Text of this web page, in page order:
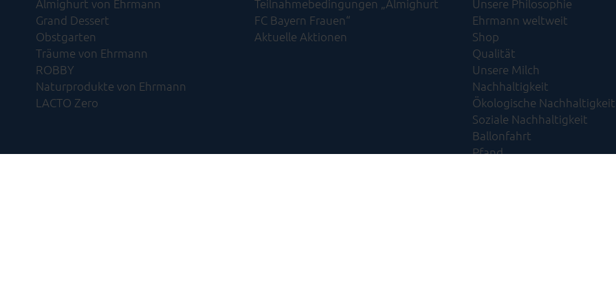
Almighurt von Ehrmann
Grand Dessert
Obstgarten
Träume von Ehrmann
ROBBY
Naturprodukte von Ehrmann
LACTO Zero
Teilnahmebedingungen „Almighurt
FC Bayern Frauen“
Aktuelle Aktionen
Unsere Philosophie
Ehrmann weltweit
Shop
Qualität
Unsere Milch
Nachhaltigkeit
Ökologische Nachhaltigkeit​
Soziale Nachhaltigkeit​
Ballonfahrt
Pfand